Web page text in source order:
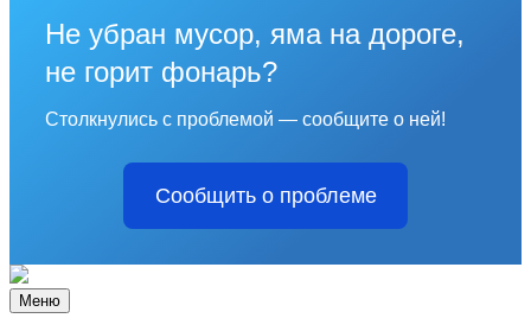
Не убран мусор, яма на дороге,
не горит фонарь?
Столкнулись с проблемой — сообщите о ней!
Сообщить о проблеме
Меню